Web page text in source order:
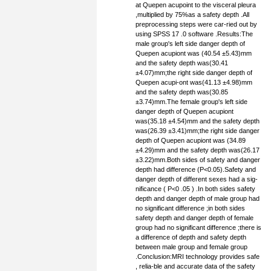
at Quepen acupoint to the visceral pleura
,multiplied by 75%as a safety depth .All
preprocessing steps were car-ried out by
using SPSS 17 .0 software .Results:The
male group's left side danger depth of
Quepen acupiont was (40.54 ±5.43)mm
and the safety depth was(30.41
±4.07)mm;the right side danger depth of
Quepen acupi-ont was(41.13 ±4.98)mm
and the safety depth was(30.85
±3.74)mm.The female group's left side
danger depth of Quepen acupiont
was(35.18 ±4.54)mm and the safety depth
was(26.39 ±3.41)mm;the right side danger
depth of Quepen acupiont was (34.89
±4.29)mm and the safety depth was(26.17
±3.22)mm.Both sides of safety and danger
depth had difference (P<0.05).Safety and
danger depth of different sexes had a sig-
nificance ( P<0 .05 ) .In both sides safety
depth and danger depth of male group had
no significant difference ;in both sides
safety depth and danger depth of female
group had no significant difference ;there is
a difference of depth and safety depth
between male group and female group
.Conclusion:MRI technology provides safe
, relia-ble and accurate data of the safety